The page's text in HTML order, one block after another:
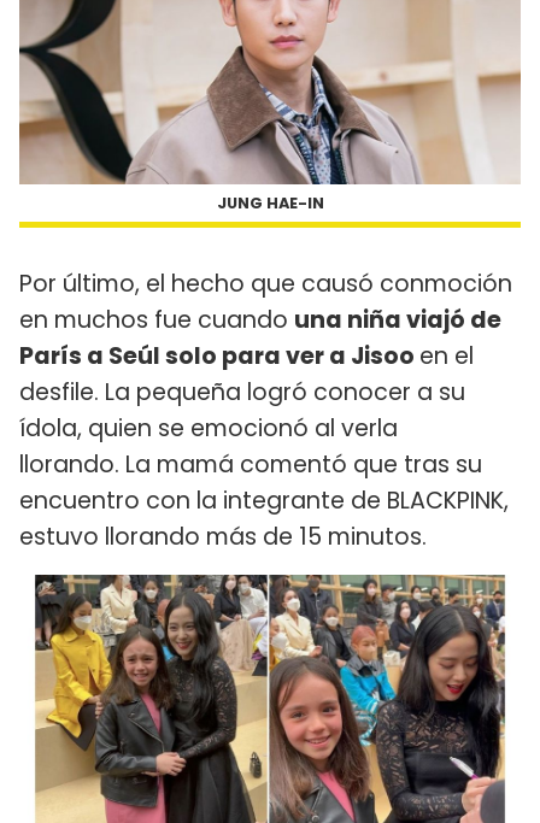
JUNG HAE-IN
Por último, el hecho que causó conmoción
en muchos fue cuando una niña viajó de
París a Seúl solo para ver a Jisoo en el
desfile. La pequeña logró conocer a su
ídola, quien se emocionó al verla
llorando. La mamá comentó que tras su
encuentro con la integrante de BLACKPINK,
estuvo llorando más de 15 minutos.